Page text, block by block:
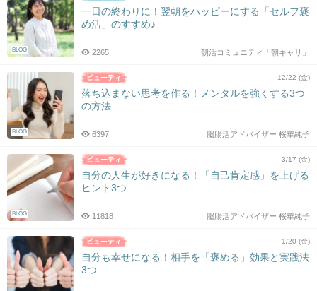
BLOG
一日の終わりに！翌朝をハッピーにする「セルフ褒
め活」のすすめ♪
朝活コミュニティ「朝キャリ」
2265
BLOG
12/22 (金)
落ち込まない思考を作る！メンタルを強くする3つ
の方法
脳腸活アドバイザー 桜華純子
6397
BLOG
3/17 (金)
自分の人生が好きになる！「自己肯定感」を上げる
ヒント3つ
脳腸活アドバイザー 桜華純子
11818
1/20 (金)
自分も幸せになる！相手を「褒める」効果と実践法
3つ